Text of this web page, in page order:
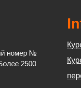
номер №
2500